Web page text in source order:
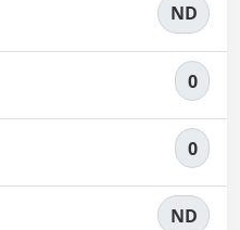
ND
0
0
ND